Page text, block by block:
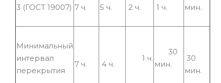
3 (ГОСТ 19007) 7 ч. 5 ч. 2 ч. 1 ч.
мин.
Минимальный
интервал
перекрытия
7 ч. 4 ч.
1 ч.
30
мин.
30
мин.